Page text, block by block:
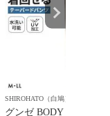
SHIROHATO（白鳩）
グンゼ BODY WILD